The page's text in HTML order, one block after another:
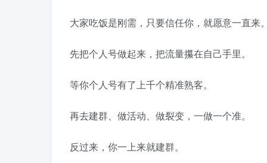
大家吃饭是刚需，只要信任你，就愿意一直来。
先把个人号做起来，把流量攥在自己手里。
等你个人号有了上千个精准熟客。
再去建群、做活动、做裂变，一做一个准。
反过来，你一上来就建群。